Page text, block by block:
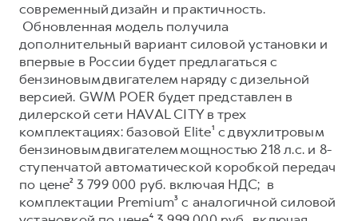
POER
от 3 449 000 ₽
КОРПОРАТИВНЫМ КЛИЕНТАМ
Для малого бизнеса
Корпоративным клиентам
Крупным корпоративным клиентам
Система управления автопарком GWM Fleet
Сервис для корпоративных клиентов
HAVAL Лизинг
Гарантия HAVAL
Мобильное приложение GWM
Программа «HAVAL Защита+»
Руководства по эксплуатации
Подписки
АКСЕССУАРЫ HAVAL
Автомобильные аксессуары
современный дизайн и практичность.
Обновленная модель получила
дополнительный вариант силовой установки и
впервые в России будет предлагаться с
бензиновым двигателем наряду с дизельной
версией. GWM POER будет представлен в
дилерской сети HAVAL CITY в трех
комплектациях: базовой Elite¹ с двухлитровым
бензиновым двигателем мощностью 218 л.с. и 8-
ступенчатой автоматической коробкой передач
по цене² 3 799 000 руб. включая НДС; в
комплектации Premium³ с аналогичной силовой